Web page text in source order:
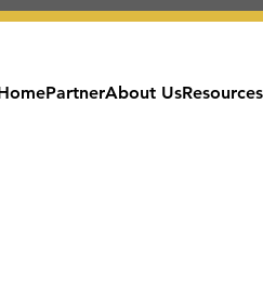
PartnerAbout UsResources